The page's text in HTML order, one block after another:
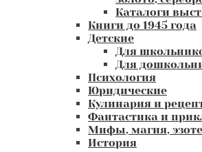
Каталоги
Книги до 1945 года
Детские
Для
Для
Психология
Юридические
Кулинария и
Фантастика и
Мифы, магия,
История